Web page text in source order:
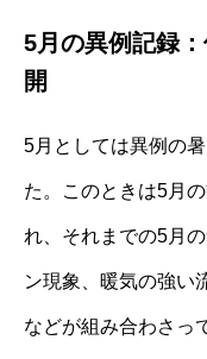
5月の異例記録
開
5月としては異例の
た。このときは5月
れ、それまでの5月
ン現象、暖気の強い
などが組み合わさっ